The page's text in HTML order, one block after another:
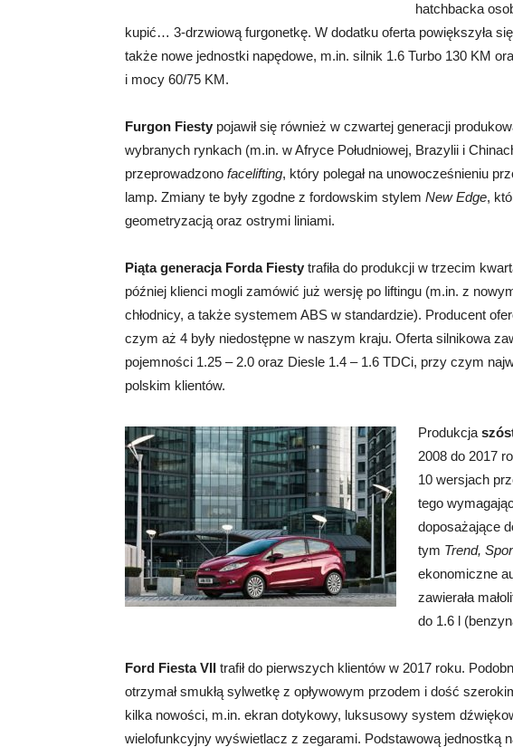
hatchbacka
kupić… 3-drzwiową furgonetkę. W dodatku oferta powiększyła
także nowe jednostki napędowe, m.in. silnik 1.6 Turbo 130 KM
i mocy 60/75 KM.
Furgon Fiesty pojawił się również w czwartej generacji
wybranych rynkach (m.in. w Afryce Południowej, Brazylii i
przeprowadzono facelifting, który polegał na unowocześnieniu
lamp. Zmiany te były zgodne z fordowskim stylem New Edge,
geometryzacją oraz ostrymi liniami.
Piąta generacja Forda Fiesty trafiła do produkcji w trzecim
później klienci mogli zamówić już wersję po liftingu (m.in. z
chłodnicy, a także systemem ABS w standardzie). Producent
czym aż 4 były niedostępne w naszym kraju. Oferta silnikowa
pojemności 1.25 – 2.0 oraz Diesle 1.4 – 1.6 TDCi, przy czym
polskim klientów.
Produkcja
2008 do 2017
10 wersjach
tego
doposażające
tym Trend,
ekonomiczne
zawierała
do 1.6 l
Ford Fiesta VII trafił do pierwszych klientów w 2017 roku.
otrzymał smukłą sylwetkę z opływowym przodem i dość
kilka nowości, m.in. ekran dotykowy, luksusowy system
wielofunkcyjny wyświetlacz z zegarami. Podstawową jednostką